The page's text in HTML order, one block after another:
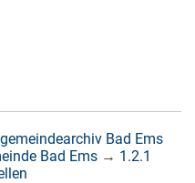
Bad Ems
Bad Ems → 1.2.1